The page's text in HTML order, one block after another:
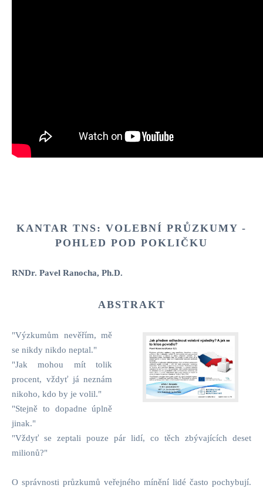
KANTAR TNS: VOLEBNÍ PRŮZKUMY -
POHLED POD POKLIČKU
RNDr. Pavel Ranocha, Ph.D.
ABSTRAKT
"Výzkumům nevěřím, mě
se nikdy nikdo neptal."
"Jak mohou mít tolik
procent, vždyť já neznám
nikoho, kdo by je volil."
"Stejně to dopadne úplně
jinak."
"Vždyť se zeptali pouze pár lidí, co těch zbývajících deset
milionů?"
O správnosti průzkumů veřejného mínění lidé často pochybují.